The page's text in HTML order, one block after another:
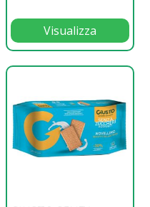
Visualizza